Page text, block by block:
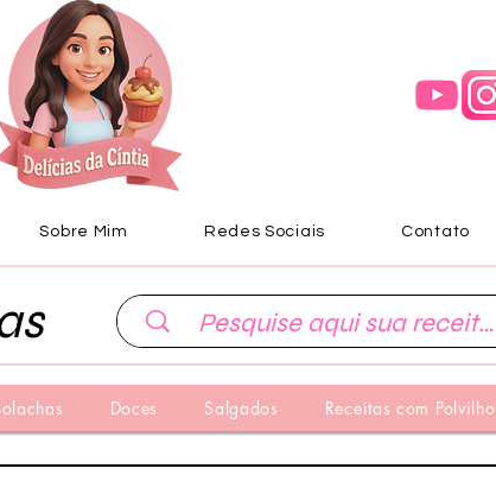
Sobre Mim Redes Sociais Contato
Doces Salgados Receitas com Polvilho